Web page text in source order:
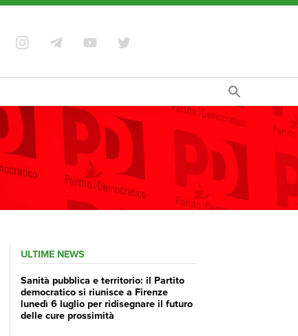
ULTIME NEWS
Sanità pubblica e territorio: il Partito
democratico si riunisce a Firenze
lunedì 6 luglio per ridisegnare il futuro
delle cure prossimità